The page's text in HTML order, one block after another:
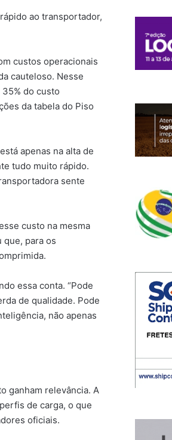
ao transportador,
custos operacionais
cauteloso. Nesse
do custo
da tabela do Piso
apenas na alta de
tudo muito rápido.
sente
custo na mesma
que, para os
essa conta. “Pode
de qualidade. Pode
não apenas
ganham relevância. A
de carga, o que
oficiais.